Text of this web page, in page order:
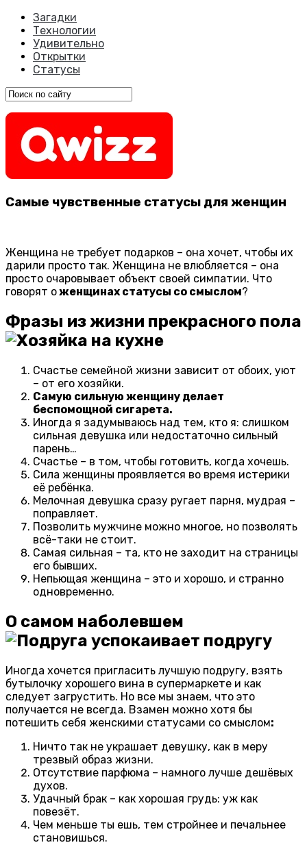
Загадки
Технологии
Удивительно
Открытки
Статусы
Самые чувственные статусы для женщин
Женщина не требует подарков – она хочет, чтобы их
дарили просто так. Женщина не влюбляется – она
просто очаровывает объект своей симпатии. Что
говорят оженщинах статусы со смыслом?
Фразы из жизни прекрасного пола
Счастье семейной жизни зависит от обоих, уют
– от его хозяйки.
Самую сильную женщину делает
беспомощной сигарета.
Иногда я задумываюсь над тем, кто я: слишком
сильная девушка или недостаточно сильный
парень…
Счастье – в том, чтобы готовить, когда хочешь.
Сила женщины проявляется во время истерики
её ребёнка.
Мелочная девушка сразу ругает парня, мудрая –
поправляет.
Позволить мужчине можно многое, но позволять
всё-таки не стоит.
Самая сильная – та, кто не заходит на страницы
его бывших.
Непьющая женщина – это и хорошо, и странно
одновременно.
О самом наболевшем
Иногда хочется пригласить лучшую подругу, взять
бутылочку хорошего вина в супермаркете и как
следует загрустить. Но все мы знаем, что это
получается не всегда. Взамен можно хотя бы
потешить себя женскими статусами со смыслом:
Ничто так не украшает девушку, как в меру
трезвый образ жизни.
Отсутствие парфюма – намного лучше дешёвых
духов.
Удачный брак – как хорошая грудь: уж как
повезёт.
Чем меньше ты ешь, тем стройнее и печальнее
становишься.